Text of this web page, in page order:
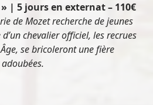
| 5 jours en externat – 110€
de Mozet recherche de jeunes
chevalier officiel, les recrues
se bricoleront une fière